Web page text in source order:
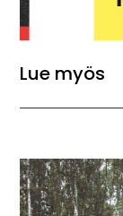
Lue myös